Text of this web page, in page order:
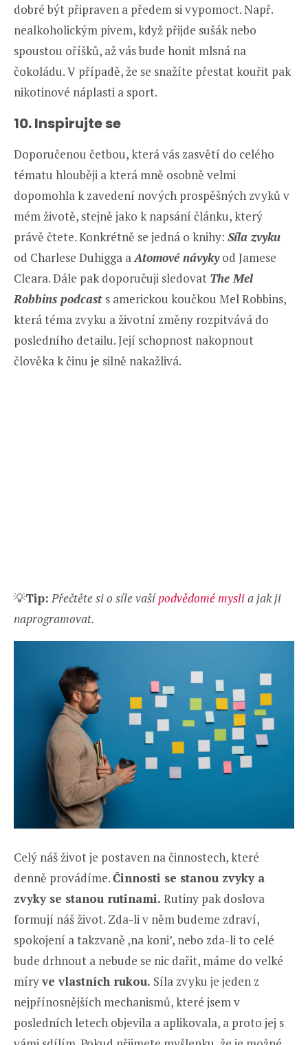
dobré být připraven a předem si vypomoct. Např.
nealkoholickým pivem, když přijde sušák nebo
spoustou oříšků, až vás bude honit mlsná na
čokoládu. V případě, že se snažíte přestat kouřit pak
nikotinové náplasti a sport.
10. Inspirujte se
Doporučenou četbou, která vás zasvětí do celého
tématu hlouběji a která mně osobně velmi
dopomohla k zavedení nových prospěšných zvyků v
mém životě, stejně jako k napsání článku, který
právě čtete. Konkrétně se jedná o knihy: Síla zvyku
od Charlese Duhigga aAtomové návyky od Jamese
Cleara. Dále pak doporučuji sledovat The Mel
Robbins podcast s americkou koučkou Mel Robbins,
která téma zvyku a životní změny rozpitvává do
posledního detailu. Její schopnost nakopnout
člověka k činu je silně nakažlivá.
💡Tip: Přečtěte si o síle vašípodvědomé myslia jak ji
naprogramovat.
Celý náš život je postaven na činnostech, které
denně provádíme.Činnosti se stanou zvyky a
zvyky se stanou rutinami. Rutiny pak doslova
formují náš život. Zda-li v něm budeme zdraví,
spokojení a takzvaně ,na koni’, nebo zda-li to celé
bude drhnout a nebude se nic dařit, máme do velké
míryve vlastních rukou. Síla zvyku je jeden z
nejpřínosnějších mechanismů, které jsem v
posledních letech objevila a aplikovala, a proto jej s